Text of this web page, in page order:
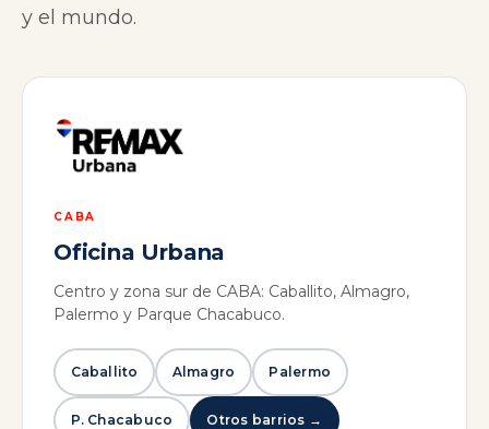
y el mundo.
CABA
Oficina Urbana
Centro y zona sur de CABA: Caballito, Almagro,
Palermo y Parque Chacabuco.
Caballito Almagro Palermo
P. Chacabuco Otros barrios →